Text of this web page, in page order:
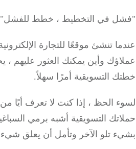
في التخطيط ، خطط للفشل" ، أو
تنشئ موقعًا للتجارة
وأين يمكنك العثور عليهم ،
التسويقية أمرًا سهلاً.
الحظ ، إذا كنت لا تعرف أيًا من
التسويقية أشبه برمي
تلو الآخر وتأمل أن يعلق شيء ما.